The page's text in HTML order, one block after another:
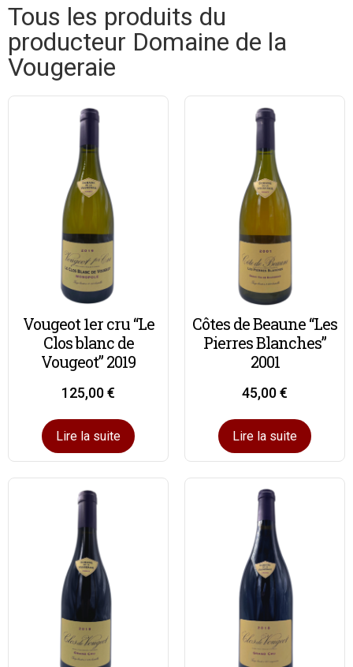
Tous les produits du
producteur Domaine de la
Vougeraie
Vougeot 1er cru “Le
Clos blanc de
Vougeot” 2019
125,00€
Lire la suite
Côtes de Beaune “Les
Pierres Blanches”
2001
45,00€
Lire la suite